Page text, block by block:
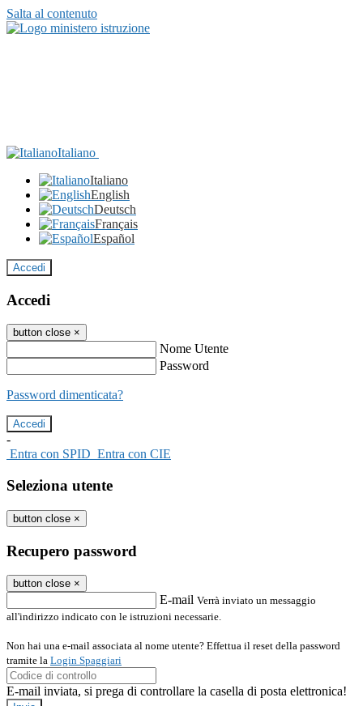
Salta al contenuto
Italiano
Italiano
English
Deutsch
Français
Español
Accedi
Accedi
button close ×
Nome Utente
Password
Password dimenticata?
-
Entra con SPID Entra con CIE
Seleziona utente
button close ×
Recupero password
button close ×
E-mail Verrà inviato un messaggio
all'indirizzo indicato con le istruzioni necessarie.
Non hai una e-mail associata al nome utente? Effettua il reset della password
tramite la Login Spaggiari
E-mail inviata, si prega di controllare la casella di posta elettronica!